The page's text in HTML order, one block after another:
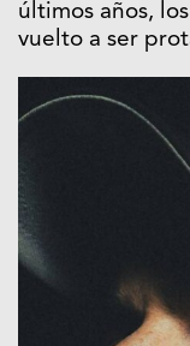
últimos años,
vuelto a ser